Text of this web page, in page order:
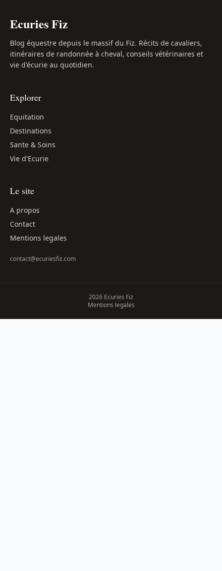
Ecuries Fiz
Blog équestre depuis le massif du Fiz. Récits de cavaliers,
itinéraires de randonnée à cheval, conseils vétérinaires et
vie d'écurie au quotidien.
Explorer
Equitation
Destinations
Sante & Soins
Vie d'Ecurie
Le site
A propos
Contact
Mentions legales
contact@ecuriesfiz.com
2026 Ecuries Fiz
Mentions legales